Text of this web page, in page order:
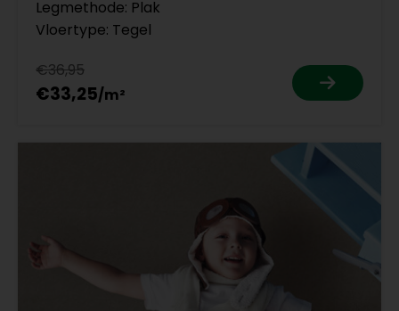
Legmethode: Plak
Vloertype: Tegel
€36,95
€33,25